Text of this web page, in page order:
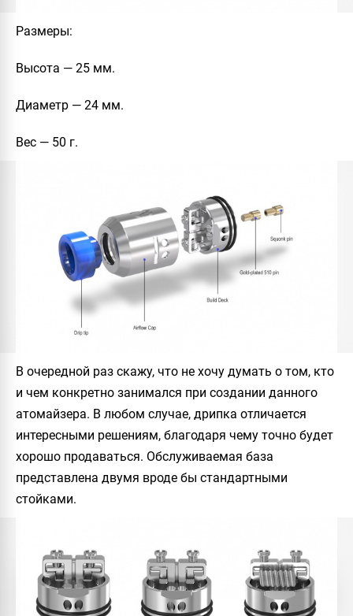
Размеры:
Высота — 25 мм.
Диаметр — 24 мм.
Вес — 50 г.
В очередной раз скажу, что не хочу думать о том, кто
и чем конкретно занимался при создании данного
атомайзера. В любом случае, дрипка отличается
интересными решениям, благодаря чему точно будет
хорошо продаваться. Обслуживаемая база
представлена двумя вроде бы стандартными
стойками.